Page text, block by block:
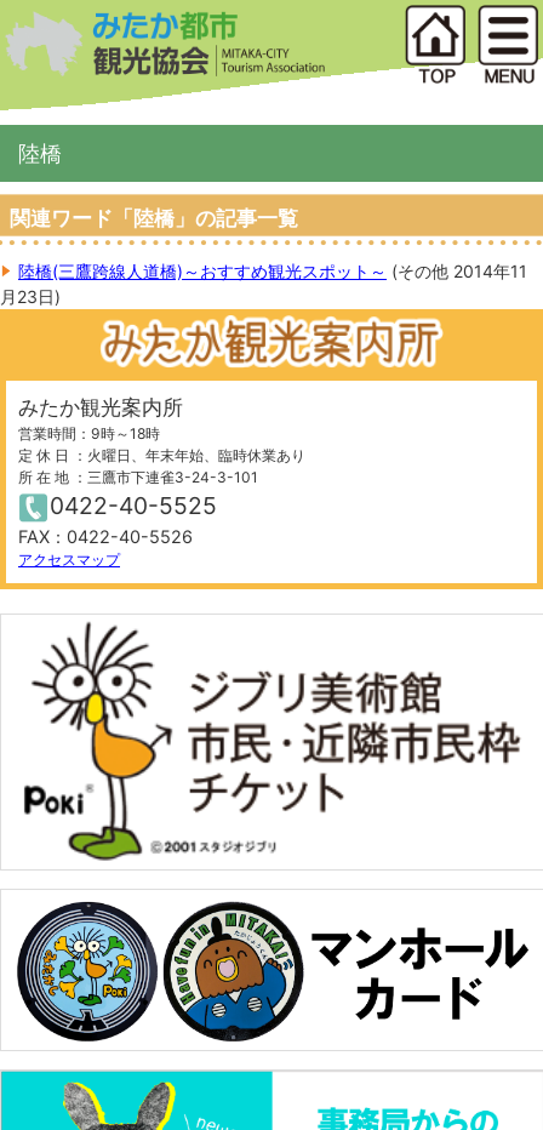
陸橋
関連ワード「陸橋」の記事一覧
陸橋(三鷹跨線人道橋)～おすすめ観光スポット～ (その他 2014年11
月23日)
みたか観光案内所
営業時間：9時～18時
定 休 日 ：火曜日、年末年始、臨時休業あり
所 在 地 ：三鷹市下連雀3-24-3-101
0422-40-5525
FAX：0422-40-5526
アクセスマップ